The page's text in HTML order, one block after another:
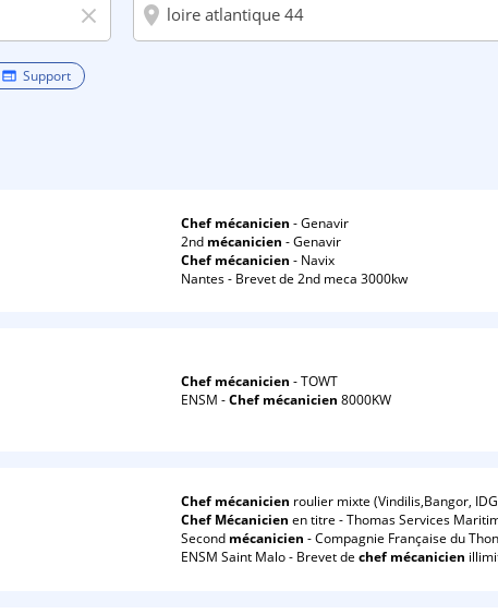
close room
web Support
Chef mécanicien - Genavir
2nd mécanicien - Genavir
Chef mécanicien - Navix
Nantes - Brevet de 2nd meca 3000kw
Chef mécanicien - TOWT
ENSM -Chef mécanicien 8000KW
Chef mécanicien roulier mixte (Vindilis,Bangor,
Chef Mécanicien en titre - Thomas Services
Second mécanicien - Compagnie Française du
ENSM Saint Malo - Brevet dechef mécanicien